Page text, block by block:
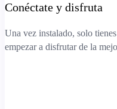
Conéctate y disfruta
Una vez instalado, solo
empezar a disfrutar de la